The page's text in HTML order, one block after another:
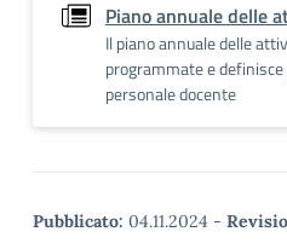
Piano annuale delle
Il piano annuale delle
programmate e
personale docente
Pubblicato: 04.11.2024 -